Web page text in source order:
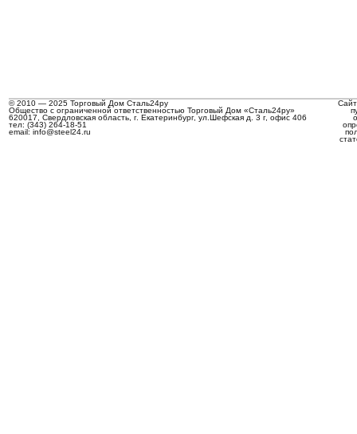
© 2010 — 2025 Торговый Дом Сталь24ру
Общество с ограниченной ответственностью Торговый Дом «Сталь24ру»
620017, Свердловская область, г. Екатеринбург, ул.Шефская д. 3 г, офис 406
тел: (343) 264-18-51
email: info@steel24.ru